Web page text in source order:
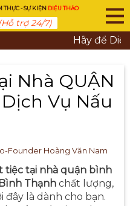
THỰC - SỰ KIỆN DIỆU THẢO
(Hỗ trợ 24/7)
Hãy để Diệu Thảo
Nhà QUẬN
Vụ Nấu
Founder Hoàng Văn Nam
tiệc tại nhà quận bình
Thạnh chất lượng,
đây là dành cho bạn.